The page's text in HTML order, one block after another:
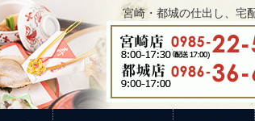
宮崎・都城の仕出し、宅